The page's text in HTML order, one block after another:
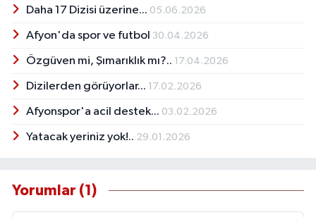
Daha 17 Dizisi üzerine... 05.06.2026
Afyon'da spor ve futbol 30.04.2026
Özgüven mi, Şımarıklık mı?.. 17.04.2026
Dizilerden görüyorlar... 17.02.2026
Afyonspor'a acil destek... 03.02.2026
Yatacak yeriniz yok!.. 29.01.2026
Yorumlar (1)